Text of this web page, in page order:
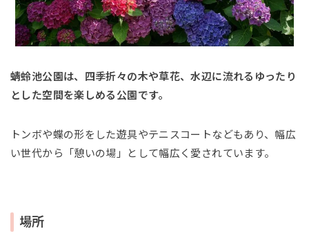
蜻蛉池公園は、四季折々の木や草花、水辺に流れるゆったり
とした空間を楽しめる公園です。
トンボや蝶の形をした遊具やテニスコートなどもあり、幅広
い世代から「憩いの場」として幅広く愛されています。
場所